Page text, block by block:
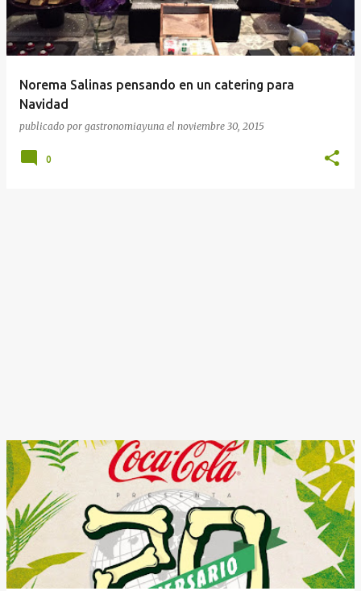
a
d
Norema Salinas pensando en un catering para
Navidad
publicado por gastronomiayuna el noviembre 30, 2015
0